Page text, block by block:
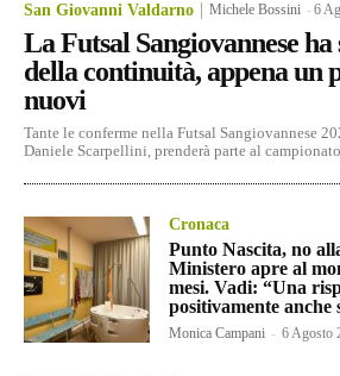
San Giovanni Valdarno Michele Bossini -6
La Futsal Sangiovannese
della continuità, appena un
nuovi
Tante le conferme nella Futsal Sangiovannese
Daniele Scarpellini, prenderà parte al
Cronaca
Punto Nascita, no
Ministero apre al
mesi. Vadi: “Una
positivamente anche
Monica Campani - 6 Agosto